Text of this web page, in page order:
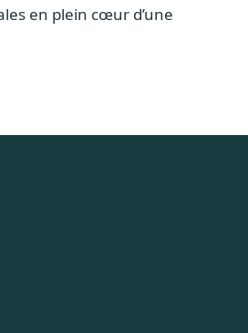
en plein cœur d’une